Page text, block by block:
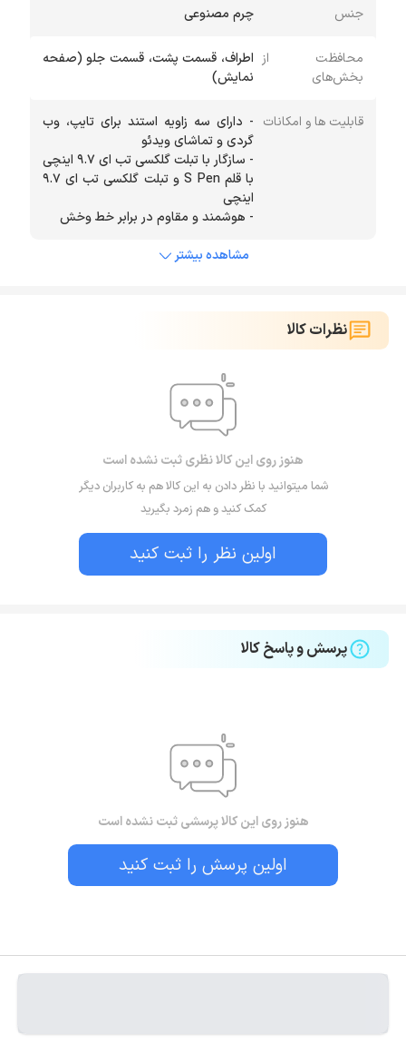
جنس چرم مصنوعی
محافظت از
بخش‌های
اطراف، قسمت پشت، قسمت جلو (صفحه
نمایش)
قابلیت ها و امکانات - دارای سه زاویه استند برای تایپ، وب
گردی و تماشای ویدئو
- سازگار با تبلت گلکسی تب ای 9.7 اینچی
با قلم S Pen و تبلت گلکسی تب ای 9.7
اینچی
- هوشمند و مقاوم در برابر خط‌ و‌خش
مشاهده بیشتر
نظرات کالا
هنوز روی این کالا نظری ثبت نشده است
شما میتوانید با نظر دادن به این کالا هم به کاربران دیگر
کمک کنید و هم زمرد بگیرید
اولین نظر را ثبت کنید
پرسش و پاسخ کالا
هنوز روی این کالا پرسشی ثبت نشده است
اولین پرسش را ثبت کنید